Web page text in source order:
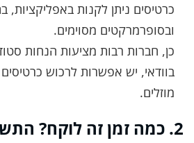
כרטיסים ניתן לקנות באפליקציות,
ובסופרמרקטים מסוימים.
כן, חברות רבות מציעות הנחות
בוודאי, יש אפשרות לרכוש כרטיסים
מוזלים.
2. כמה זמן זה לוקח?